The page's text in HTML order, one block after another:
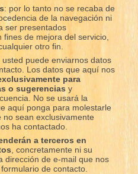
: por lo tanto no se recaba de
de la navegación ni
ser presentados
de mejora del servicio,
otro fin.
puede enviarnos datos
Los datos que aquí nos
para
o sugerenciasy
No se usará la
aquí ponga para molestarle
sean exclusivamente
ha contactado.
a terceros en
, concretamente ni su
dirección de e-mail que nos
de contacto.